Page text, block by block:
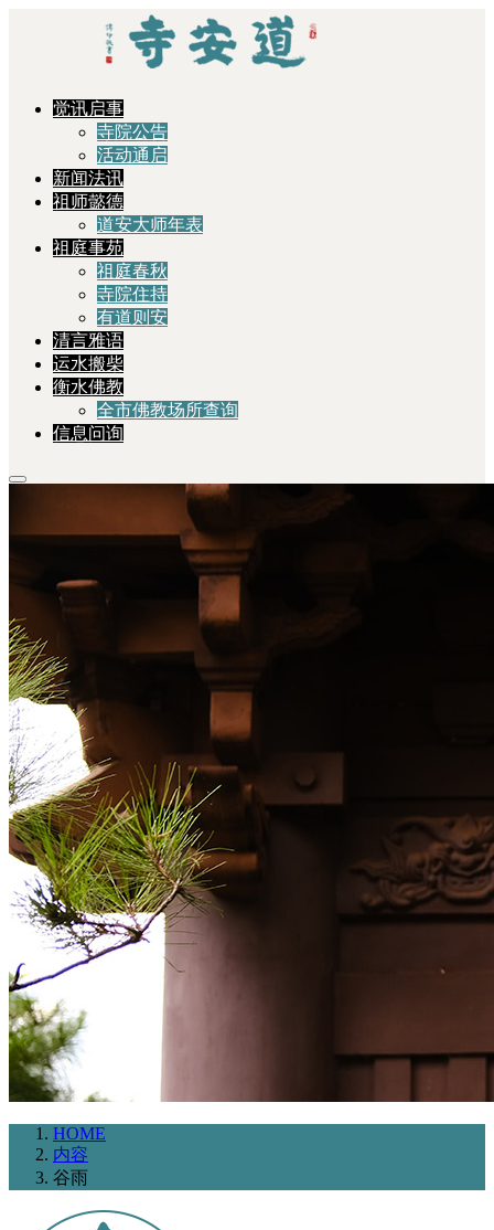
觉讯启事
寺院公告
活动通启
新闻法讯
祖师懿德
道安大师年表
祖庭事苑
祖庭春秋
寺院住持
有道则安
清言雅语
运水搬柴
衡水佛教
全市佛教场所查询
信息问询
HOME
内容
谷雨